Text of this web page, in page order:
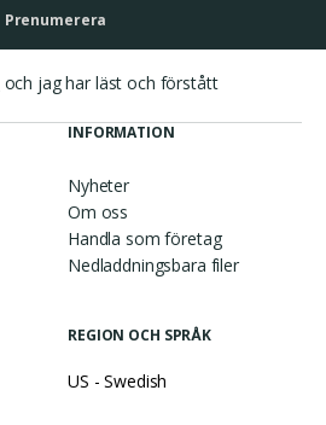
Prenumerera
och jag har läst och förstått
INFORMATION
Nyheter
Om oss
Handla som företag
Nedladdningsbara filer
REGION OCH SPRÅK
US - Swedish